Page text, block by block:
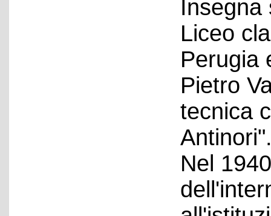
Insegna
Liceo
Perugia
Pietro
tecnica
Nel